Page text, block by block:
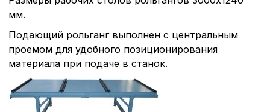
мм.
Подающий рольганг выполнен с центральным
проемом для удобного позиционирования
материала при подаче в станок.